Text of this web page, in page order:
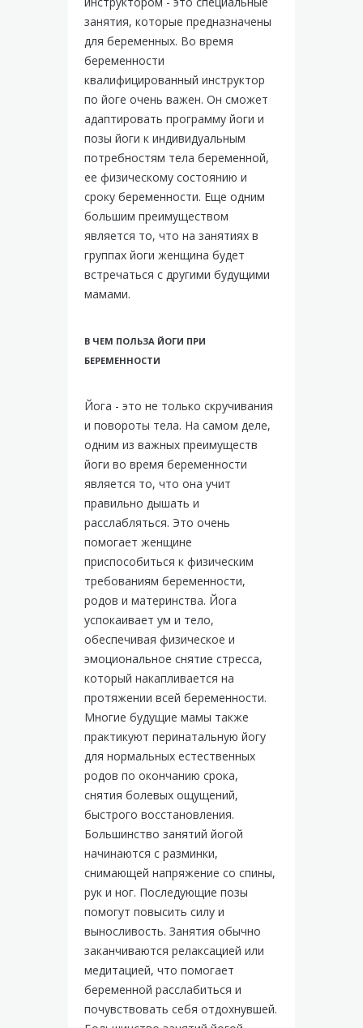
занятия, которые предназначены
для беременных. Во время
беременности
квалифицированный инструктор
по йоге очень важен. Он сможет
адаптировать программу йоги и
позы йоги к индивидуальным
потребностям тела беременной,
ее физическому состоянию и
сроку беременности. Еще одним
большим преимуществом
является то, что на занятиях в
группах йоги женщина будет
встречаться с другими будущими
мамами.
В ЧЕМ ПОЛЬЗА ЙОГИ ПРИ
БЕРЕМЕННОСТИ
Йога - это не только скручивания
и повороты тела. На самом деле,
одним из важных преимуществ
йоги во время беременности
является то, что она учит
правильно дышать и
расслабляться. Это очень
помогает женщине
приспособиться к физическим
требованиям беременности,
родов и материнства. Йога
успокаивает ум и тело,
обеспечивая физическое и
эмоциональное снятие стресса,
который накапливается на
протяжении всей беременности.
Многие будущие мамы также
практикуют перинатальную йогу
для нормальных естественных
родов по окончанию срока,
снятия болевых ощущений,
быстрого восстановления.
Большинство занятий йогой
начинаются с разминки,
снимающей напряжение со спины,
рук и ног. Последующие позы
помогут повысить силу и
выносливость. Занятия обычно
заканчиваются релаксацией или
медитацией, что помогает
беременной расслабиться и
почувствовать себя отдохнувшей.